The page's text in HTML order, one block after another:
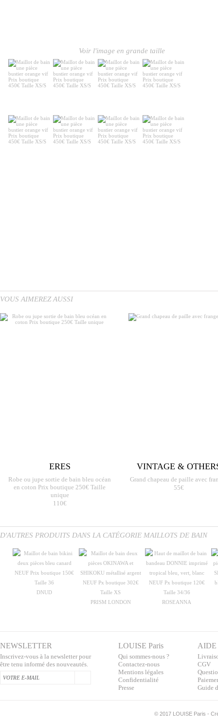
Voir l'image en grande taille
VOUS AIMEREZ AUSSI
ERES
Robe ou jupe sortie de bain bleu océan
en coton Prix boutique 250€ Taille
unique
110€
VINTAGE &
Grand chapeau de paille avec
55€
D'AUTRES PRODUITS DANS LA CATÉGORIE MAILLOTS DE BAIN
DNUD
PRISM LONDON
ROSEANNA
NEWSLETTER
Inscrivez-vous à la newsletter pour
être tenu informé des nouveautés.
LOUISE Paris
Qui sommes-nous ?
Contactez-nous
Mentions légales
Confidentialité
Presse
AIDE
CGV
Guide
© 2017 LOUISE Paris -